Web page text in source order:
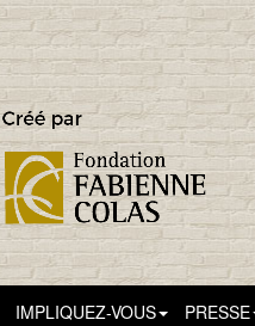
IMPLIQUEZ-VOUS PRESSE